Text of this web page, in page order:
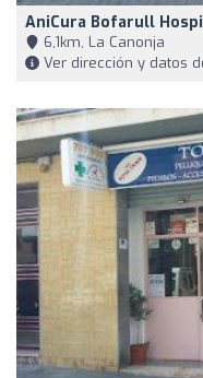
AniCura Bofarull
6,1km, La Canonja
Ver dirección y datos